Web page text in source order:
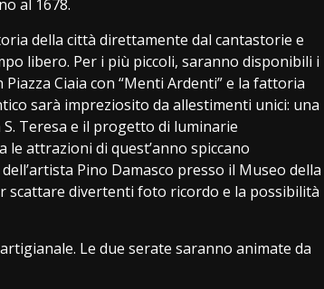
al 1678.
della città direttamente dal cantastorie e
libero. Per i più piccoli, saranno disponibili i
Ciaia con “Menti Ardenti” e la fattoria
sarà impreziosito da allestimenti unici: una
S. Teresa e il progetto di luminarie
le attrazioni di quest’anno spiccano
Pino Damasco presso il Museo della
scattare divertenti foto ricordo e la possibilità
Le due serate saranno animate da